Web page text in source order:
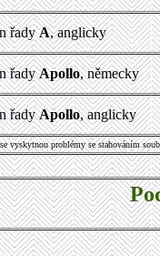
řadyA, anglicky
řadyApollo, německy
řadyApollo, anglicky
vyskytnou problémy se stahováním